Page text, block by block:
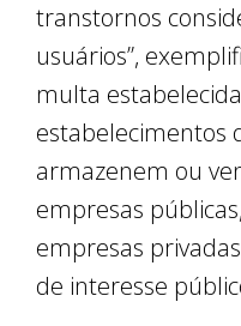
transtornos
usuários”,
multa
estabelecimentos
armazenem ou
empresas
empresas
de interesse